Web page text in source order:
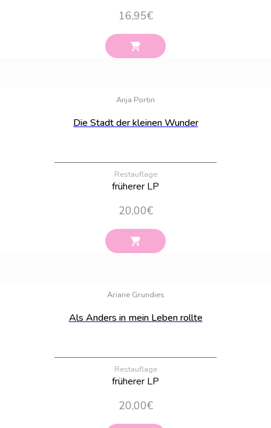
16,95€
Anja Portin
Die Stadt der kleinen Wunder
Restauflage
früherer LP
20,00€
Ariane Grundies
Als Anders in mein Leben rollte
Restauflage
früherer LP
20,00€